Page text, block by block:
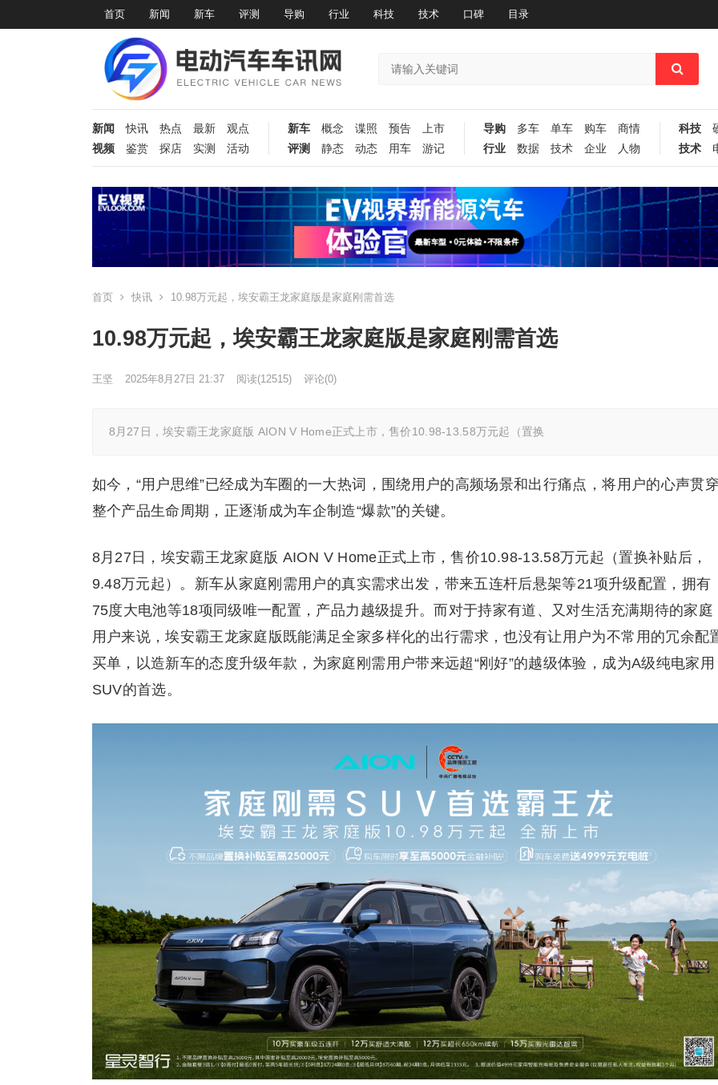
首页 新闻 新车 评测 导购 行业 科技 技术 口碑 目录
新闻 快讯 热点 最新
观点
视频
鉴赏 探店 实测 活动
新车 概念 谍照 预告
上市
评测
静态 动态 用车 游记
导购 多车 单车 购车
商情
行业
数据 技术 企业 人物
科技
技术
首页 快讯 10.98万元起，埃安霸王龙家庭版是家庭刚需首选
10.98万元起，埃安霸王龙家庭版是家庭刚需首选
王坚 2025年8月27日 21:37 阅读(12515) 评论(0)
8月27日，埃安霸王龙家庭版 AION V Home正式上市，售价10.98-13.58万元起（置换
如今，“用户思维”已经成为车圈的一大热词，围绕用户的高频场景和出行痛点，将用户的心声贯穿
整个产品生命周期，正逐渐成为车企制造“爆款”的关键。
8月27日，埃安霸王龙家庭版 AION V Home正式上市，售价10.98-13.58万元起（置换补贴后，
9.48万元起）。新车从家庭刚需用户的真实需求出发，带来五连杆后悬架等21项升级配置，拥有
75度大电池等18项同级唯一配置，产品力越级提升。而对于持家有道、又对生活充满期待的家庭
用户来说，埃安霸王龙家庭版既能满足全家多样化的出行需求，也没有让用户为不常用的冗余配
买单，以造新车的态度升级年款，为家庭刚需用户带来远超“刚好”的越级体验，成为A级纯电家用
SUV的首选。